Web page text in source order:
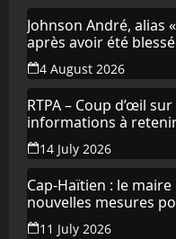
Johnson André, alias
après avoir été
4 August 2026
RTPA – Coup d’œil
informations à
14 July 2026
Cap-Haïtien : le
nouvelles mesures
propreté de la ville
11 July 2026